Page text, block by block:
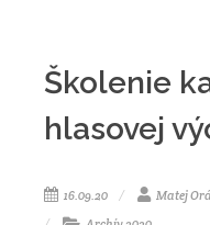
Školenie
hlasovej
16.09.20
Matej